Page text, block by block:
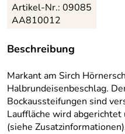
Artikel-Nr.: 09085
AA810012
Beschreibung
Markant am Sirch
Halbrundeisenbeschlag.
Bockaussteifungen sind
Lauffläche wird
(siehe